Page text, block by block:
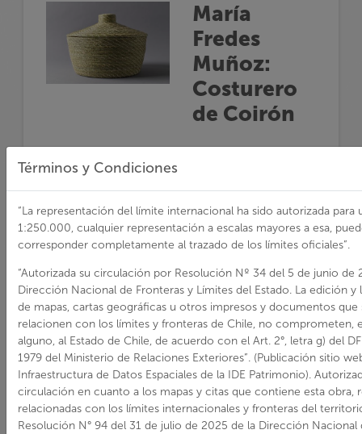
María
Fredes
Muñoz:
Costurero
de Coirón
Región:Maule
Provincia: Curicó
Comuna: Vichuquén
Año: 2019
Obra:Costurero de
Coirón
Pueblo: Mapuche
Rubro:Cestería
Web Sello:
https://
artesania-indigena
Términos y Condiciones
“La representación del límite internacional ha sido autorizada para
1:250.000, cualquier representación a escalas mayores a esa,
corresponder completamente al trazado de los límites oficiales”.
“Autorizada su circulación por Resolución Nº 34 del 5 de junio de
Dirección Nacional de Fronteras y Límites del Estado. La edición y
de mapas, cartas geográficas u otros impresos y documentos que
relacionen con los límites y fronteras de Chile, no comprometen,
alguno, al Estado de Chile, de acuerdo con el Art. 2°, letra g) del
1979 del Ministerio de Relaciones Exteriores”. (Publicación sitio
Infraestructura de Datos Espaciales de la IDE Patrimonio).
circulación en cuanto a los mapas y citas que contiene esta obra,
relacionadas con los límites internacionales y fronteras del
Resolución N° 94 del 31 de julio de 2025 de la Dirección Nacional